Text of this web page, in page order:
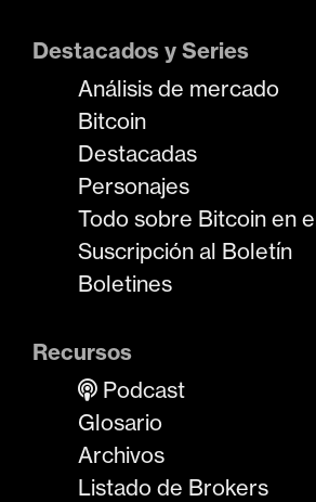
Destacados y Series
Análisis de mercado
Bitcoin
Destacadas
Personajes
Todo sobre Bitcoin en
Suscripción al Boletín
Boletines
Recursos
Podcast
Glosario
Archivos
Listado de Brokers